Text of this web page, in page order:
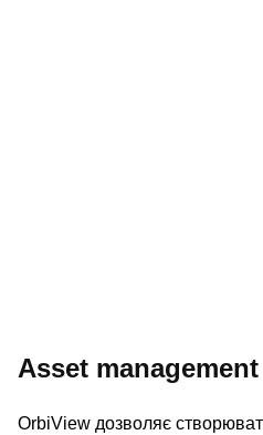
Asset
OrbiView дозволяє